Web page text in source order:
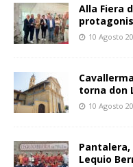
Alla Fiera
10 Agosto
torna don
10 Agosto
Lequio